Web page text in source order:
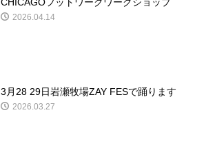
2026.04.14
3月28 29日岩瀬牧場ZAY FESで踊ります
2026.03.27